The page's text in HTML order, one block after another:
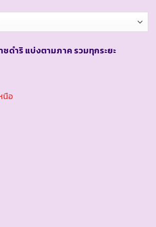
ชดำริ แบ่งตามภาค รวมทุกระยะ
นือ